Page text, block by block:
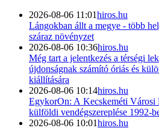
2026-08-06 11:01hiros.hu
Lángokban állt a megye - több
száraz növényzet
2026-08-06 10:36hiros.hu
Még tart a jelentkezés a térségi
újdonságnak számító óriás és
kiállítására
2026-08-06 10:14hiros.hu
EgykorOn: A Kecskeméti Városi
külföldi vendégszereplése 1992-
2026-08-06 10:01hiros.hu